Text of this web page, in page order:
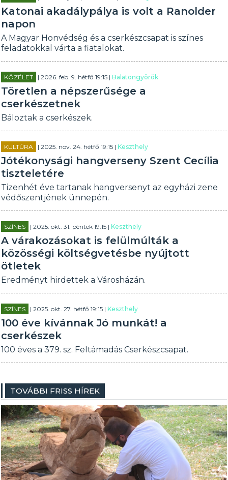
Katonai akadálypálya is volt a Ranolder
napon
A Magyar Honvédség és a cserkészcsapat is színes
feladatokkal várta a fiatalokat.
KÖZÉLET | 2026. feb. 9. hétfő 19:15 |Balatongyörök
Töretlen a népszerűsége a
cserkészetnek
Báloztak a cserkészek.
KULTÚRA | 2025. nov. 24. hétfő 19:15 |Keszthely
Jótékonysági hangverseny Szent Cecília
tiszteletére
Tizenhét éve tartanak hangversenyt az egyházi zene
védőszentjének ünnepén.
SZÍNES | 2025. okt. 31. péntek 19:15 |Keszthely
A várakozásokat is felülmúlták a
közösségi költségvetésbe nyújtott
ötletek
Eredményt hirdettek a Városházán.
SZÍNES | 2025. okt. 27. hétfő 19:15 |Keszthely
100 éve kívánnak Jó munkát! a
cserkészek
100 éves a 379. sz. Feltámadás Cserkészcsapat.
TOVÁBBI FRISS HÍREK